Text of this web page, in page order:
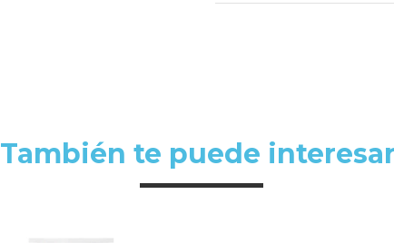
También te puede